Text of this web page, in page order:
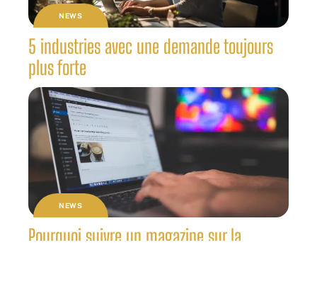
NEWS
5 industries avec une demande toujours
plus forte
NEWS
Pourquoi suivre un magazine sur la